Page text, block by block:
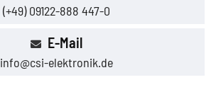
(+49) 09122-888 447-0
E-Mail
info@csi-elektronik.de